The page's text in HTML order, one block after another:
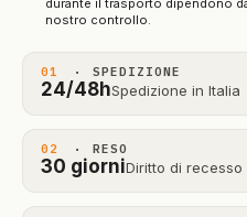
durante il trasporto dipendono
nostro controllo.
01 · SPEDIZIONE
24/48hSpedizione in Italia
02 · RESO
30 giorniDiritto di recesso